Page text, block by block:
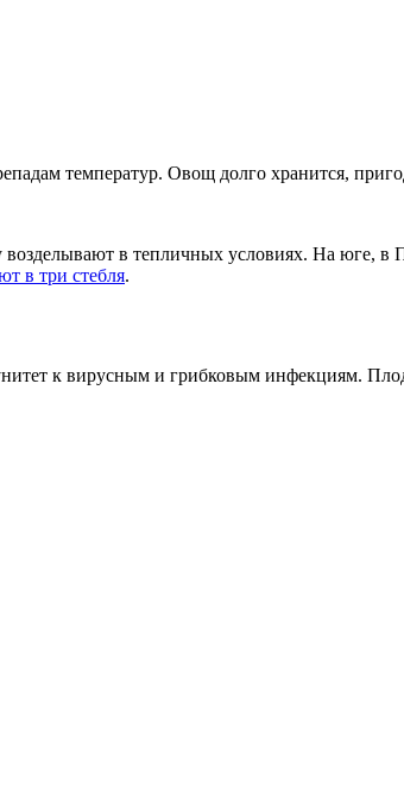
температур. Овощ долго хранится,
в тепличных условиях. На юге,
в три стебля.
к вирусным и грибковым инфекциям.